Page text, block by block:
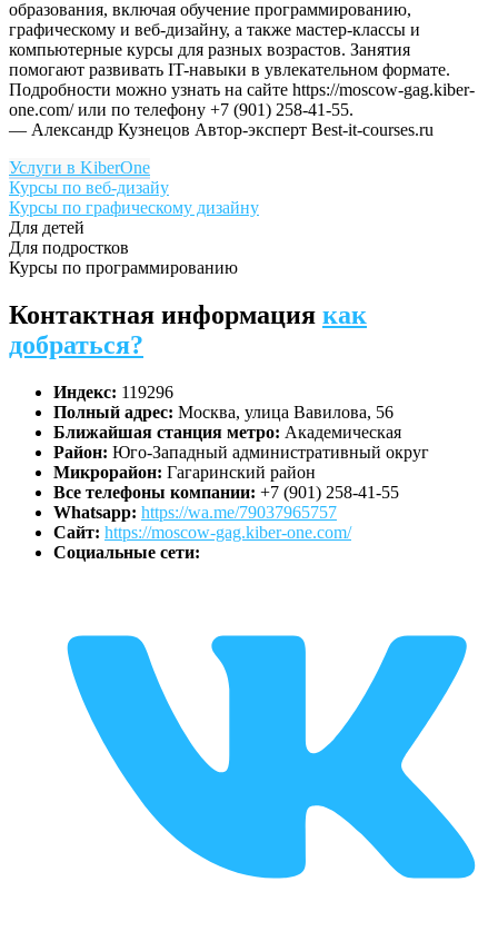
образования, включая обучение программированию,
графическому и веб-дизайну, а также мастер-классы и
компьютерные курсы для разных возрастов. Занятия
помогают развивать IT-навыки в увлекательном формате.
Подробности можно узнать на сайте https://moscow-gag.kiber-
one.com/ или по телефону +7 (901) 258-41-55.
— Александр Кузнецов Автор-эксперт Best-it-courses.ru
Услуги в KiberOne
Курсы по веб-дизайу
Курсы по графическому дизайну
Для детей
Для подростков
Курсы по программированию
Контактная информация как
добраться?
Индекс: 119296
Полный адрес: Москва, улица Вавилова, 56
Ближайшая станция метро: Академическая
Район: Юго-Западный административный округ
Микрорайон: Гагаринский район
Все телефоны компании: +7 (901) 258-41-55
Whatsapp: https://wa.me/79037965757
Сайт: https://moscow-gag.kiber-one.com/
Социальные сети: